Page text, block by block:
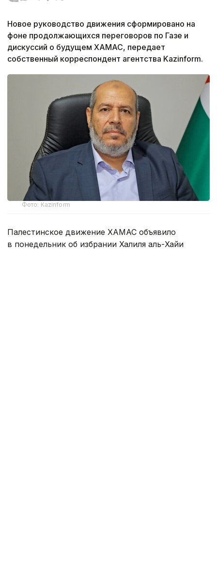
Новое руководство движения сформировано на
фоне продолжающихся переговоров по Газе и
дискуссий о будущем ХАМАС, передает
собственный корреспондент агентства Kazinform.
Фото: Kazinform
Палестинское движение ХАМАС объявило
в понедельник об избрании Халиля аль-Хайи